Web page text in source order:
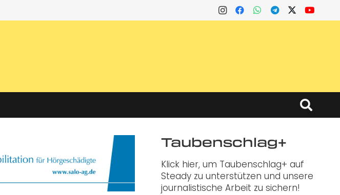
Taubenschlag+
Klick hier, um Taubenschlag+ auf
Steady zu unterstützen und unsere
journalistische Arbeit zu sichern!